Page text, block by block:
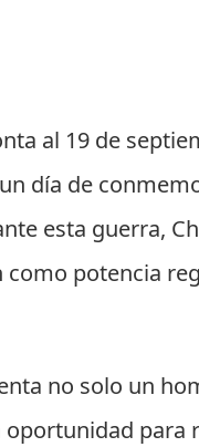
al 19 de
día de
esta guerra,
potencia
no solo un
para